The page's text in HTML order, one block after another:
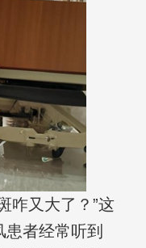
咋又大了？”这
者经常听到